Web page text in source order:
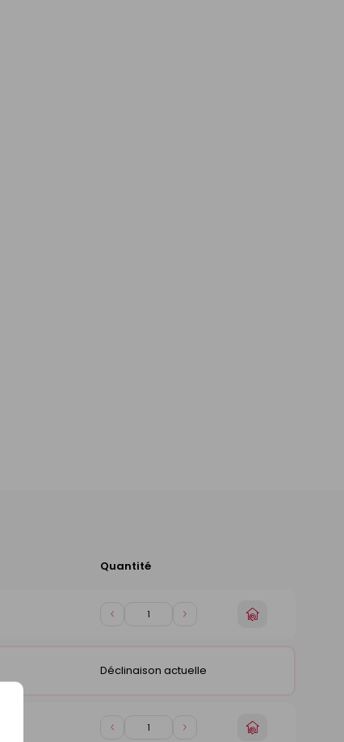
Quantité
Diminuer
Augmenter
Choisir
Déclinaison actuelle
Diminuer
Augmenter
Choisir